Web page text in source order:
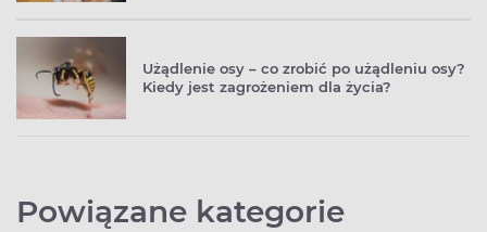
Użądlenie osy – co zrobić po użądleniu osy?
Kiedy jest zagrożeniem dla życia?
Powiązane kategorie